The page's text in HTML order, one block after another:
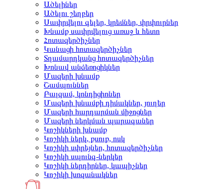
Ածելիներ
Ածելու շեղբեր
Սափրվելու գելեր, կրեմներ, փրփուրներ
Խնամք սափրվելուց առաջ և հետո
Հոտազերծիչներ
Կանացի հոտազերծիչներ
Տղամարդկանց հոտազերծիչներ
Խոնավ անձեռոցիկներ
Մազերի խնամք
Շամպուններ
Բալզամ, կոնդիցիոներ
Մազերի խնամքի դիմակներ, յուղեր
Մազերի հարդարման միջոցներ
Մազերի ներկման պարագաներ
Կոշիկների խնամք
Կոշիկի ներկ, քսուք, ոսկ
Կոշիկի սփրեյներ, հոտազերծիչներ
Կոշիկի սպունգ-ներկեր
Կոշիկի ներդիրներ, կապիչներ
Կոշիկի խոզանակներ